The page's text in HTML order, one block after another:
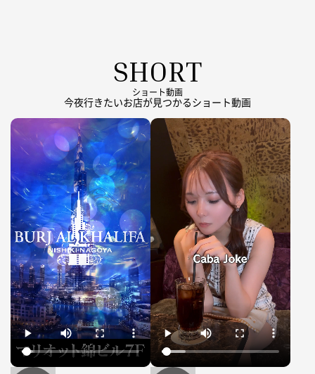
SHORT
ショート動画
今夜行きたいお店が見つかるショート動画
動
画
ァ
ル
動